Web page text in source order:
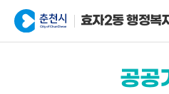
효자2동 행정복
공공